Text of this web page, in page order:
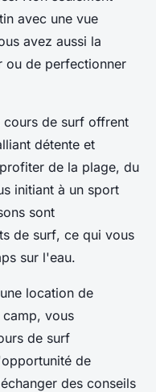
avec une vue
avez aussi la
ou de perfectionner
cours de surf offrent
détente et
de la plage, du
initiant à un sport
sont
de surf, ce qui vous
sur l'eau.
location de
, vous
de surf
de
des conseils